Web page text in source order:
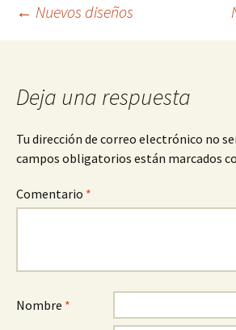
Navegación
entradas
← Nuevos diseños
Deja una respuesta
Tu dirección de correo electrónico no
campos obligatorios están marcados
Comentario *
Nombre *